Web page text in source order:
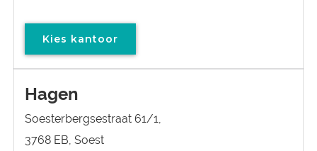
Kies kantoor
Hagen
Soesterbergsestraat 61/1,
3768 EB, Soest